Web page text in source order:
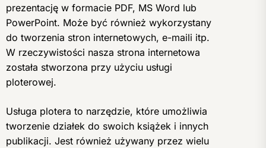
prezentację w formacie PDF, MS Word lub
PowerPoint. Może być również wykorzystany
do tworzenia stron internetowych, e-maili itp.
W rzeczywistości nasza strona internetowa
została stworzona przy użyciu usługi
ploterowej.
Usługa plotera to narzędzie, które umożliwia
tworzenie działek do swoich książek i innych
publikacji. Jest również używany przez wielu